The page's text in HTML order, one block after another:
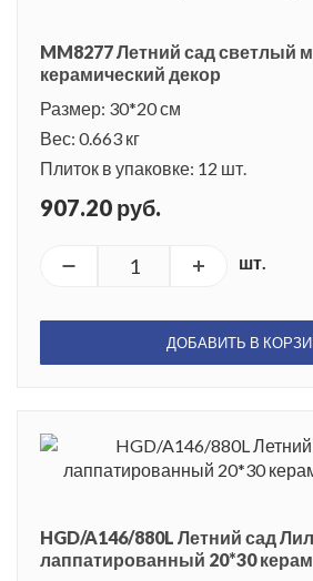
MM8277 Летний сад светлый
керамический декор
Размер: 30*20 см
Вес: 0.663 кг
Плиток в упаковке: 12 шт.
907.20 руб.
шт.
ДОБАВИТЬ В
HGD/A146/880L Летний сад
лаппатированный 20*30